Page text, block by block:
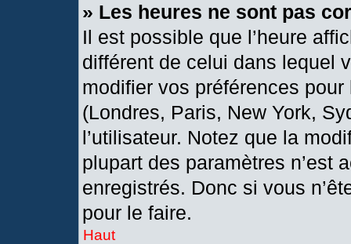
» Les heures ne sont pas
Il est possible que l’heure
différent de celui dans lequel
modifier vos préférences
(Londres, Paris, New York,
l’utilisateur. Notez que la
plupart des paramètres n’est
enregistrés. Donc si vous
pour le faire.
Haut